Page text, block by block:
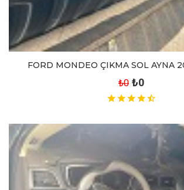
FORD MONDEO ÇIKMA SOL AYNA
₺0 ₺0